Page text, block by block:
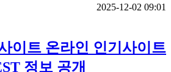
2025-12-02 09:01
이트 온라인 인기사이트
정보 공개